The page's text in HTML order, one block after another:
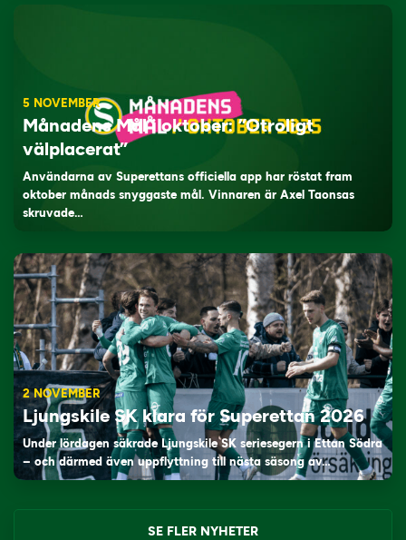
5 NOVEMBER
Månadens Mål i oktober: ”Otroligt
välplacerat”
Användarna av Superettans officiella app har röstat fram
oktober månads snyggaste mål. Vinnaren är Axel Taonsas
skruvade…
2 NOVEMBER
Ljungskile SK klara för Superettan 2026
Under lördagen säkrade Ljungskile SK seriesegern i Ettan Södra
– och därmed även uppflyttning till nästa säsong av…
SE FLER NYHETER